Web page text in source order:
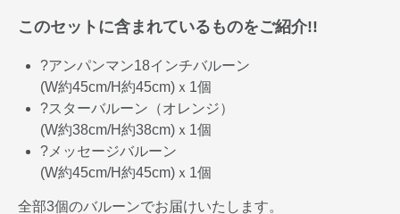
このセットに含まれているものをご紹介!!
?アンパンマン18インチバルーン
(W約45cm/H約45cm)ｘ1個
?スターバルーン（オレンジ）
(W約38cm/H約38cm)ｘ1個
?メッセージバルーン
(W約45cm/H約45cm)ｘ1個
全部3個のバルーンでお届けいたします。